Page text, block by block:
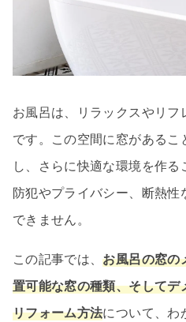
お風呂は、リラックスやリ
です。この空間に窓があるこ
し、さらに快適な環境を作る
防犯やプライバシー、断熱
できません。
この記事では、お風呂の窓の
置可能な窓の種類、そして
リフォーム方法について、わ